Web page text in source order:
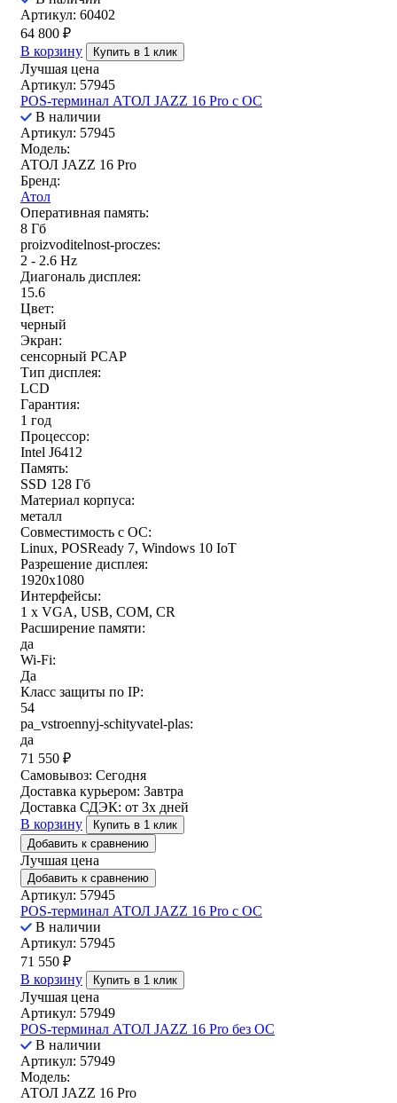
Артикул: 60402
64 800 ₽
В корзину
Купить в 1 клик
Лучшая цена
Артикул: 57945
POS-терминал АТОЛ JAZZ 16 Pro с ОС
В наличии
Артикул: 57945
Модель:
АТОЛ JAZZ 16 Pro
Бренд:
Атол
Оперативная память:
8 Гб
proizvoditelnost-proczes:
2 - 2.6 Hz
Диагональ дисплея:
15.6
Цвет:
черный
Экран:
сенсорный PCAP
Тип дисплея:
LCD
Гарантия:
1 год
Процессор:
Intel J6412
Память:
SSD 128 Гб
Материал корпуса:
металл
Совместимость с ОС:
Linux, POSReady 7, Windows 10 IoT
Разрешение дисплея:
1920x1080
Интерфейсы:
1 x VGA, USB, COM, CR
Расширение памяти:
да
Wi-Fi:
Да
Класс защиты по IP:
54
pa_vstroennyj-schityvatel-plas:
да
71 550 ₽
Самовывоз: Сегодня
Доставка курьером: Завтра
Доставка СДЭК: от 3х дней
В корзину
Купить в 1 клик
Добавить к сравнению
Лучшая цена
Добавить к сравнению
Артикул: 57945
POS-терминал АТОЛ JAZZ 16 Pro с ОС
В наличии
Артикул: 57945
71 550 ₽
В корзину
Купить в 1 клик
Лучшая цена
Артикул: 57949
POS-терминал АТОЛ JAZZ 16 Pro без ОС
В наличии
Артикул: 57949
Модель:
АТОЛ JAZZ 16 Pro